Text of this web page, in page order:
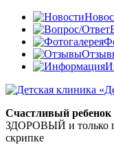
Счастливый ребенок
ЗДОРОВЫЙ и только
скрипке